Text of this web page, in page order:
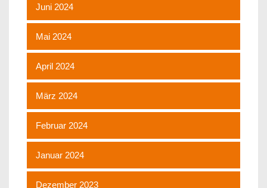
Juni 2024
Mai 2024
April 2024
März 2024
Februar 2024
Januar 2024
Dezember 2023